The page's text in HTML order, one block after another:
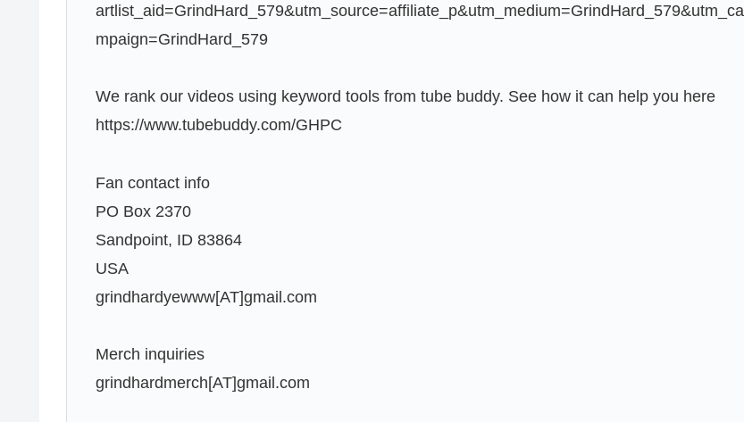
artlist_aid=GrindHard_579&utm_source=affiliate_p&utm_medium=GrindHard_579&utm_ca
mpaign=GrindHard_579
We rank our videos using keyword tools from tube buddy. See how it can help you here
https://www.tubebuddy.com/GHPC
Fan contact info
PO Box 2370
Sandpoint, ID 83864
USA
grindhardyewww[AT]gmail.com
Merch inquiries
grindhardmerch[AT]gmail.com